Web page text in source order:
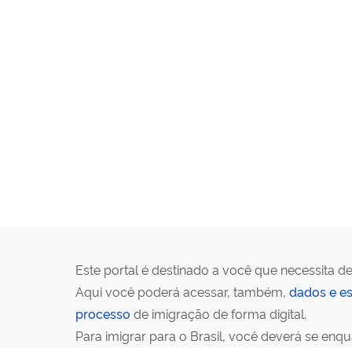
Este portal é destinado a você que necessita
Aqui você poderá acessar, também, dados e
processo de imigração de forma digital.
Para imigrar para o Brasil, você deverá se